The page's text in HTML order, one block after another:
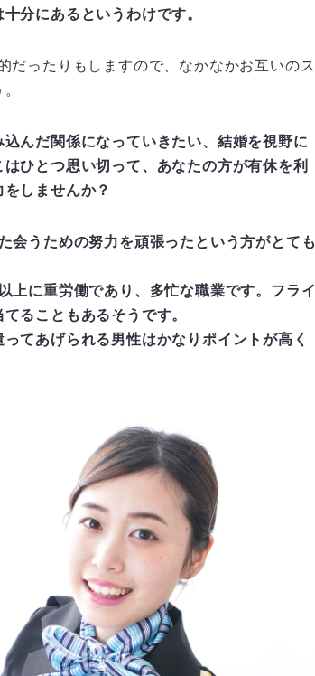
分にあるというわけです。
だったりもしますので、なかなかお互いのス
んだ関係になっていきたい、結婚を視野に
ひとつ思い切って、あなたの方が有休を利
しませんか？
会うための努力を頑張ったという方がとても
上に重労働であり、多忙な職業です。フライ
ることもあるそうです。
てあげられる男性はかなりポイントが高く